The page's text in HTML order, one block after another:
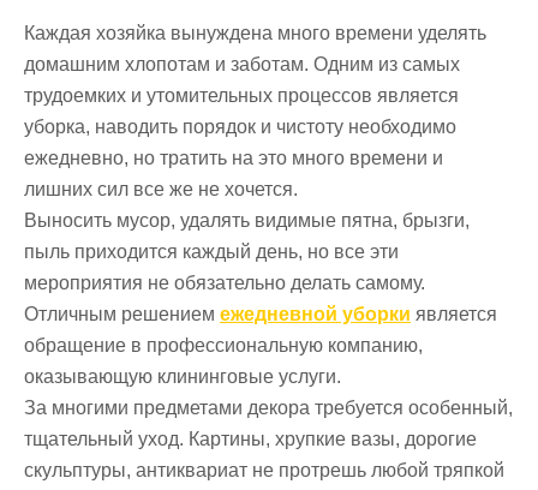
Каждая хозяйка вынуждена много времени уделять
домашним хлопотам и заботам. Одним из самых
трудоемких и утомительных процессов является
уборка, наводить порядок и чистоту необходимо
ежедневно, но тратить на это много времени и
лишних сил все же не хочется.
Выносить мусор, удалять видимые пятна, брызги,
пыль приходится каждый день, но все эти
мероприятия не обязательно делать самому.
Отличным решением ежедневной уборки является
обращение в профессиональную компанию,
оказывающую клининговые услуги.
За многими предметами декора требуется особенный,
тщательный уход. Картины, хрупкие вазы, дорогие
скульптуры, антиквариат не протрешь любой тряпкой